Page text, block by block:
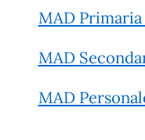
MAD
MAD
MAD